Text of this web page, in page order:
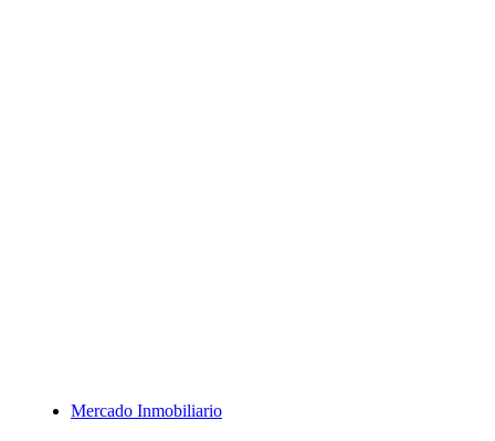
Mercado Inmobiliario